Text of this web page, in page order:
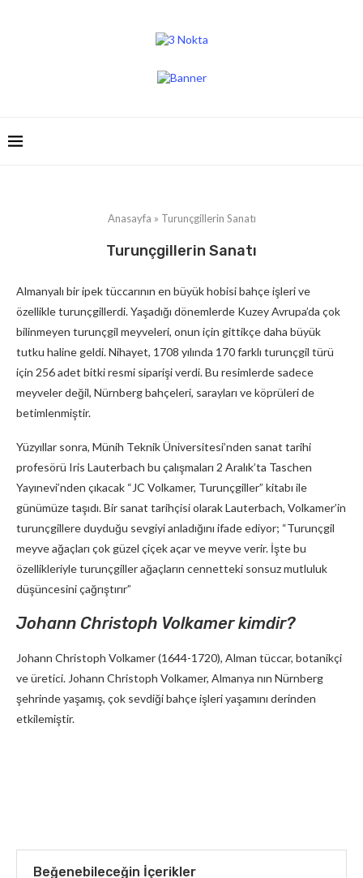
Anasayfa » Turunçgillerin Sanatı
Turunçgillerin Sanatı
Almanyalı bir ipek tüccarının en büyük hobisi bahçe işleri ve
özellikle turunçgillerdi. Yaşadığı dönemlerde Kuzey Avrupa’da çok
bilinmeyen turunçgil meyveleri, onun için gittikçe daha büyük
tutku haline geldi. Nihayet, 1708 yılında 170 farklı turunçgil türü
için 256 adet bitki resmi siparişi verdi. Bu resimlerde sadece
meyveler değil, Nürnberg bahçeleri, sarayları ve köprüleri de
betimlenmiştir.
Yüzyıllar sonra, Münih Teknik Üniversitesi’nden sanat tarihi
profesörü Iris Lauterbach bu çalışmaları 2 Aralık’ta Taschen
Yayınevi’nden çıkacak “JC Volkamer, Turunçgiller” kitabı ile
günümüze taşıdı. Bir sanat tarihçisi olarak Lauterbach, Volkamer’in
turunçgillere duyduğu sevgiyi anladığını ifade ediyor; “Turunçgil
meyve ağaçları çok güzel çiçek açar ve meyve verir. İşte bu
özellikleriyle turunçgiller ağaçların cennetteki sonsuz mutluluk
düşüncesini çağrıştırır”
Johann Christoph Volkamer kimdir?
Johann Christoph Volkamer (1644-1720), Alman tüccar, botanikçi
ve üretici. Johann Christoph Volkamer, Almanya nın Nürnberg
şehrinde yaşamış, çok sevdiği bahçe işleri yaşamını derinden
etkilemiştir.
Beğenebileceğin İçerikler